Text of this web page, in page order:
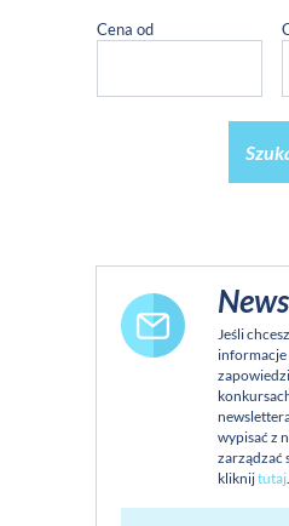
Cena od
Jeśli
informacje
wypisać z
zarządzać
kliknijtutaj.